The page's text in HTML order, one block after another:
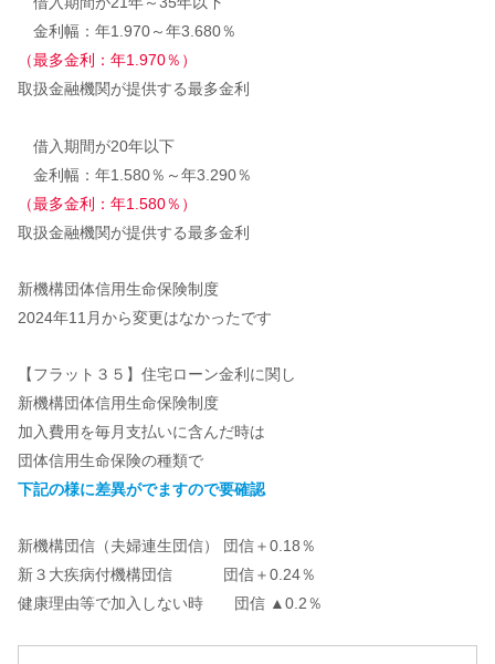
金利幅：年1.970～年3.680％
（最多金利：年1.970％）
取扱金融機関が提供する最多金利
借入期間が20年以下
金利幅：年1.580％～年3.290％
（最多金利：年1.580％）
取扱金融機関が提供する最多金利
新機構団体信用生命保険制度
2024年11月から変更はなかったです
【フラット３５】住宅ローン金利に関し
新機構団体信用生命保険制度
加入費用を毎月支払いに含んだ時は
団体信用生命保険の種類で
下記の様に差異がでますので要確認
新機構団信（夫婦連生団信） 団信＋0.18％
新３大疾病付機構団信 団信＋0.24％
健康理由等で加入しない時 団信 ▲0.2％